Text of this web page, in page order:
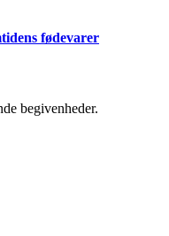
fødevarer
begivenheder.